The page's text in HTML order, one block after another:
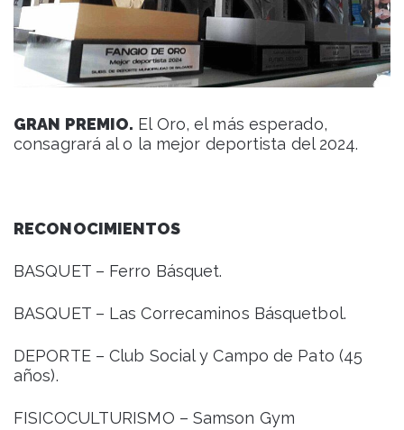
GRAN PREMIO. El Oro, el más esperado,
consagrará al o la mejor deportista del 2024.
RECONOCIMIENTOS
BASQUET – Ferro Básquet.
BASQUET – Las Correcaminos Básquetbol.
DEPORTE – Club Social y Campo de Pato (45
años).
FISICOCULTURISMO – Samson Gym